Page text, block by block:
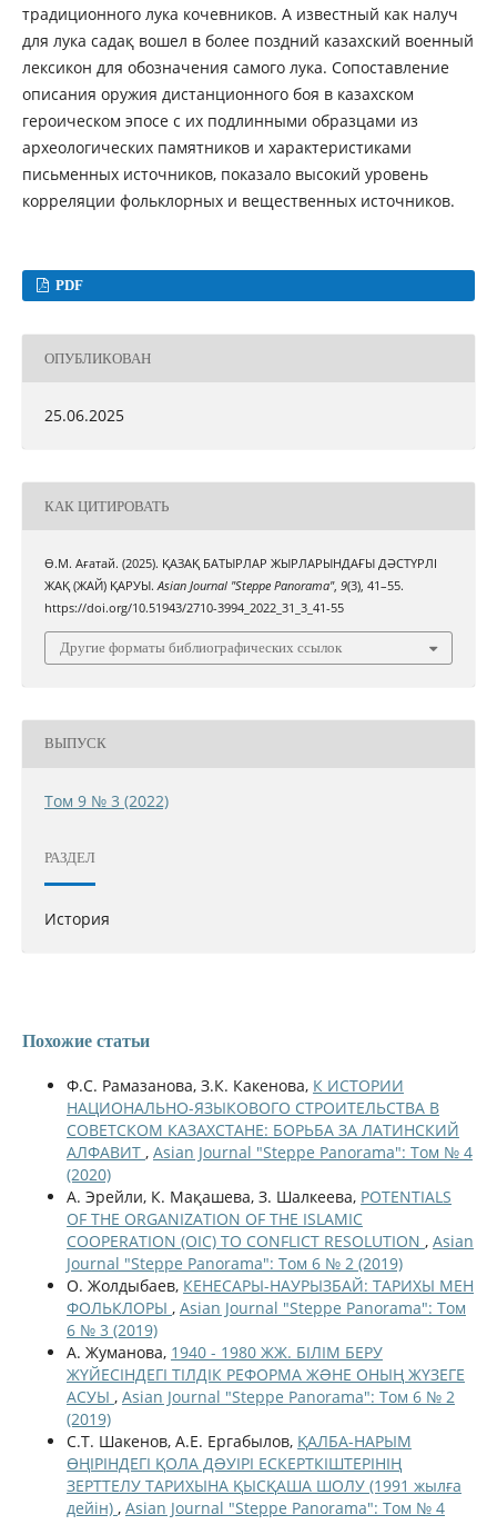
традиционного лука кочевников. А известный как налуч
для лука садақ вошел в более поздний казахский военный
лексикон для обозначения самого лука. Сопоставление
описания оружия дистанционного боя в казахском
героическом эпосе с их подлинными образцами из
археологических памятников и характеристиками
письменных источников, показало высокий уровень
корреляции фольклорных и вещественных источников.
PDF
ОПУБЛИКОВАН
25.06.2025
КАК ЦИТИРОВАТЬ
Ө.М. Ағатай. (2025). ҚАЗАҚ БАТЫРЛАР ЖЫРЛАРЫНДАҒЫ ДӘСТҮРЛІ
ЖАҚ (ЖАЙ) ҚАРУЫ.Asian Journal "Steppe Panorama", 9(3), 41–55.
https://doi.org/10.51943/2710-3994_2022_31_3_41-55
Другие форматы библиографических ссылок
ВЫПУСК
Том 9 № 3 (2022)
РАЗДЕЛ
История
Похожие статьи
Ф.С. Рамазанова, З.К. Какенова, К ИСТОРИИ
НАЦИОНАЛЬНО-ЯЗЫКОВОГО СТРОИТЕЛЬСТВА В
СОВЕТСКОМ КАЗАХСТАНЕ: БОРЬБА ЗА ЛАТИНСКИЙ
АЛФАВИТ , Asian Journal "Steppe Panorama": Том № 4
(2020)
А. Эрейли, К. Мақашева, З. Шалкеева, POTENTIALS
OF THE ORGANIZATION OF THE ISLAMIC
COOPERATION (OIC) TO CONFLICT RESOLUTION , Asian
Journal "Steppe Panorama": Том 6 № 2 (2019)
О. Жолдыбаев, КЕНЕСАРЫ-НАУРЫЗБАЙ: ТАРИХЫ МЕН
ФОЛЬКЛОРЫ , Asian Journal "Steppe Panorama": Том
6 № 3 (2019)
А. Жуманова, 1940 - 1980 ЖЖ. БІЛІМ БЕРУ
ЖҮЙЕСІНДЕГІ ТІЛДІК РЕФОРМА ЖƏНЕ ОНЫҢ ЖҮЗЕГЕ
АСУЫ , Asian Journal "Steppe Panorama": Том 6 № 2
(2019)
С.Т. Шакенов, А.Е. Ергабылов, ҚАЛБА-НАРЫМ
ӨҢІРІНДЕГІ ҚОЛА ДƏУІРІ ЕСКЕРТКІШТЕРІНІҢ
ЗЕРТТЕЛУ ТАРИХЫНА ҚЫСҚАША ШОЛУ (1991 жылға
дейін) , Asian Journal "Steppe Panorama": Том № 4